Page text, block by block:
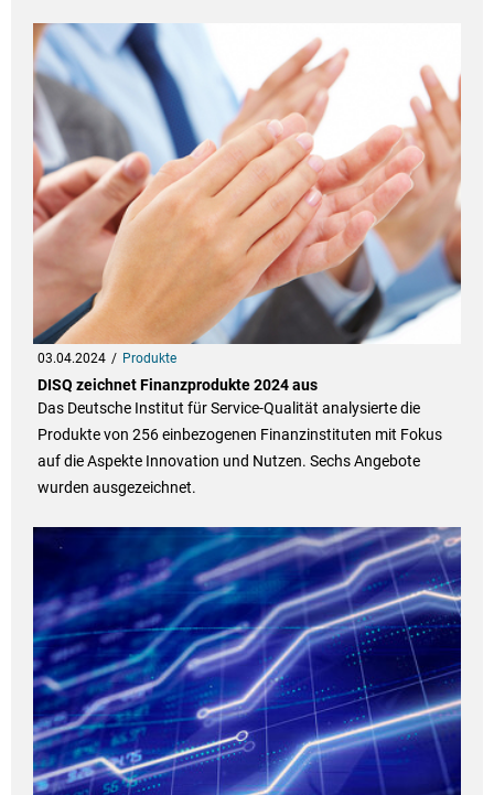
03.04.2024 Produkte
DISQ zeichnet Finanzprodukte 2024 aus
Das Deutsche Institut für Service-Qualität analysierte die
Produkte von 256 einbezogenen Finanzinstituten mit Fokus
auf die Aspekte Innovation und Nutzen. Sechs Angebote
wurden ausgezeichnet.